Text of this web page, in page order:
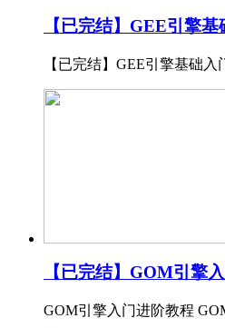
【已完结】GEE引擎
【已完结】GEE引擎基础
【已完结】GOM引擎
GOM引擎入门进阶教程